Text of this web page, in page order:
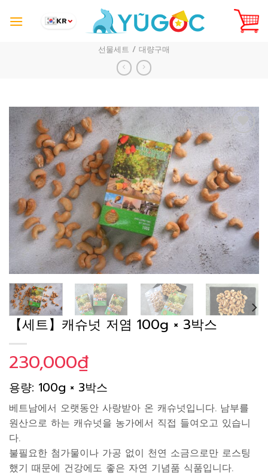
KR
선물세트 / 대량구매
Add to
Wishlist
【세트】캐슈넛 저염 100g × 3박스
230,000₫
용량: 100g × 3박스
베트남에서 오랫동안 사랑받아 온 캐슈넛입니다. 남부를
원산으로 하는 캐슈넛을 농가에서 직접 들여오고 있습니
다.
불필요한 첨가물이나 가공 없이 천연 소금으로만 로스팅
했기 때문에 건강에도 좋은 자연 기념품 식품입니다.